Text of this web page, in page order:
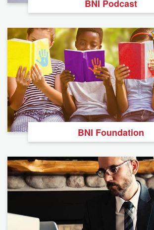
BNI Podcast
BNI Foundation